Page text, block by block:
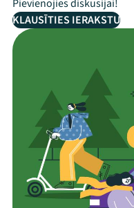
Pievienojies diskusijai!
KLAUSĪTIES IERAKSTU